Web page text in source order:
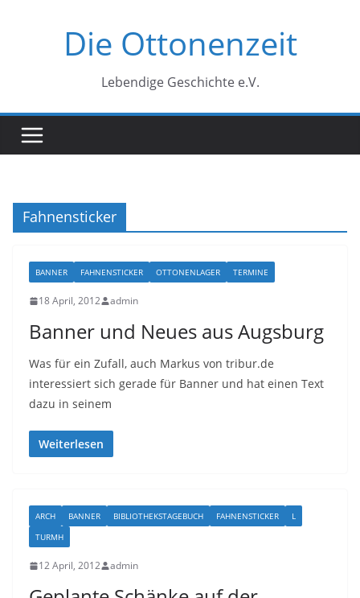
Die Ottonenzeit
Lebendige Geschichte e.V.
Fahnensticker
BANNER FAHNENSTICKER OTTONENLAGER TERMINE
18 April, 2012 admin
Banner und Neues aus Augsburg
Was für ein Zufall, auch Markus von tribur.de
interessiert sich gerade für Banner und hat einen Text
dazu in seinem
Weiterlesen
ARCH BANNER BIBLIOTHEKSTAGEBUCH FAHNENSTICKER
L
TURMH
12 April, 2012 admin